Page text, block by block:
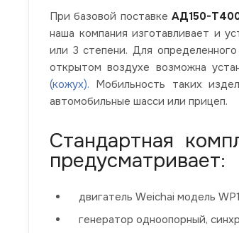
При базовой поставке АД150-
наша компания изготавливает и
или 3 степени. Для
открытом воздухе возможна
(кожух). Мобильность таких
автомобильные шасси или прицеп.
Стандартная
предусматривает:
двигатель Weichai модель
генератор одноопорный,